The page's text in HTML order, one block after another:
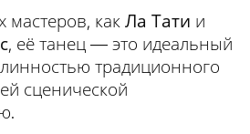
мастеров, как Ла Тати и
, её танец — это идеальный
традиционного
сценической